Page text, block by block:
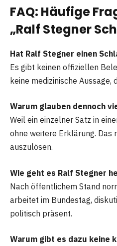
FAQ: Häufige
„Ralf Stegner
Hat Ralf Stegner einen
Es gibt keinen offiziellen
keine medizinische Aussage,
Warum glauben dennoch
Weil ein einzelner Satz in
ohne weitere Erklärung. Das
auszulösen.
Wie geht es Ralf Stegner
Nach öffentlichem Stand
arbeitet im Bundestag,
politisch präsent.
Warum gibt es dazu keine